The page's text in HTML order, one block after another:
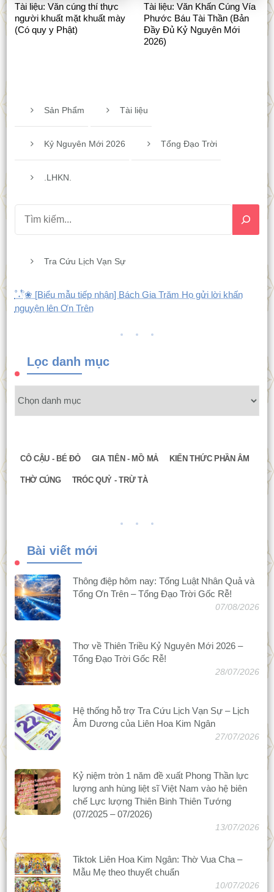
Tài liệu: Văn cúng thí thực
người khuất mặt khuất mày
(Có quy y Phật)
Tài liệu: Văn Khấn Cúng Vía
Phước Báu Tài Thần (Bản
Đầy Đủ Kỷ Nguyên Mới
2026)
Sản Phẩm Tài liệu
Kỷ Nguyên Mới 2026 Tổng Đạo Trời
.LHKN.
Tra Cứu Lịch Vạn Sự
˚˖𓍢ִ໋❀ [Biểu mẫu tiếp nhận] Bách Gia Trăm Họ gửi lời khấn
nguyện lên Ơn Trên
Lọc danh mục
CÔ CẬU - BÉ ĐỎ GIA TIÊN - MỒ MẢ KIẾN THỨC PHẦN ÂM
THỜ CÚNG TRÓC QUỶ - TRỪ TÀ
Bài viết mới
Thông điệp hôm nay: Tổng Luật Nhân Quả và
Tổng Ơn Trên – Tổng Đạo Trời Gốc Rễ!
07/08/2026
Thơ về Thiên Triều Kỷ Nguyên Mới 2026 –
Tổng Đạo Trời Gốc Rễ!
28/07/2026
Hệ thống hỗ trợ Tra Cứu Lịch Vạn Sự – Lịch
Âm Dương của Liên Hoa Kim Ngân
27/07/2026
Kỷ niệm tròn 1 năm đề xuất Phong Thần lực
lượng anh hùng liệt sĩ Việt Nam vào hệ biên
chế Lực lượng Thiên Binh Thiên Tướng
(07/2025 – 07/2026)
13/07/2026
Tiktok Liên Hoa Kim Ngân: Thờ Vua Cha –
Mẫu Mẹ theo thuyết chuẩn
10/07/2026